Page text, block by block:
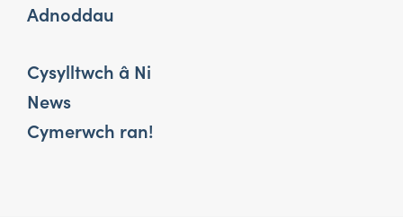
Adnoddau
Cysylltwch â Ni
News
Cymerwch ran!